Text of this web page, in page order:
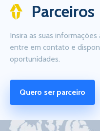
Parceiros
Insira as suas
entre em contato e
oportunidades.
Quero ser parceiro